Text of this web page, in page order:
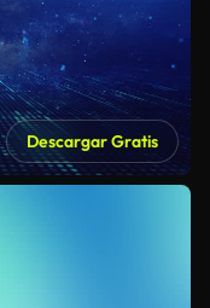
Descargar Gratis